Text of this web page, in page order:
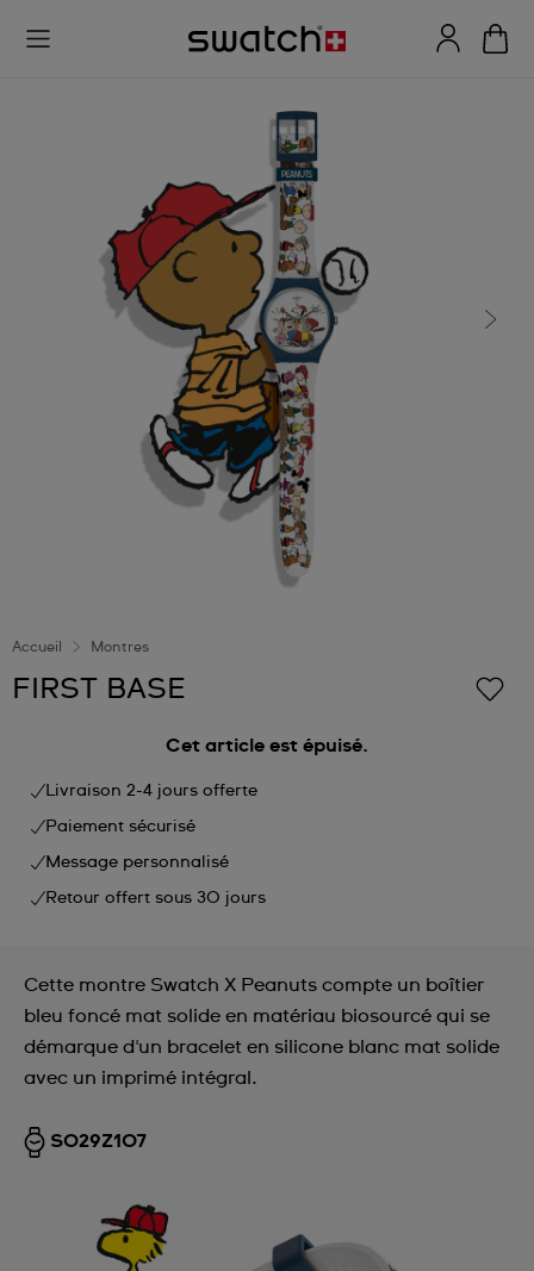
Accueil Montres
FIRST BASE
Cet article est épuisé.
Livraison 2-4 jours offerte
Paiement sécurisé
Message personnalisé
Retour offert sous 30 jours
Cette montre Swatch X Peanuts compte un boîtier
bleu foncé mat solide en matériau biosourcé qui se
démarque d'un bracelet en silicone blanc mat solide
avec un imprimé intégral.
SO29Z107